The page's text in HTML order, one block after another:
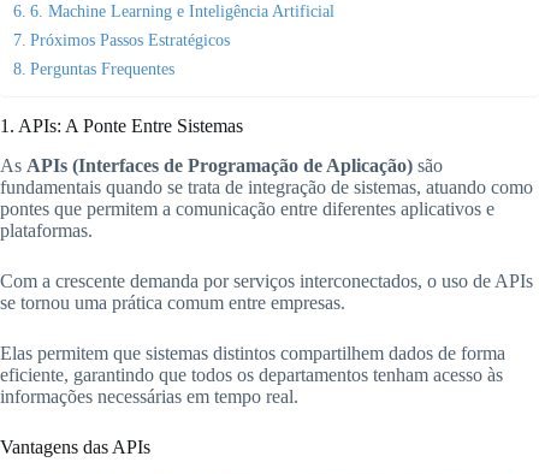
6. Machine Learning e Inteligência Artificial
Próximos Passos Estratégicos
Perguntas Frequentes
1. APIs: A Ponte Entre Sistemas
As APIs (Interfaces de Programação de Aplicação) são
fundamentais quando se trata de integração de sistemas, atuando como
pontes que permitem a comunicação entre diferentes aplicativos e
plataformas.
Com a crescente demanda por serviços interconectados, o uso de APIs
se tornou uma prática comum entre empresas.
Elas permitem que sistemas distintos compartilhem dados de forma
eficiente, garantindo que todos os departamentos tenham acesso às
informações necessárias em tempo real.
Vantagens das APIs